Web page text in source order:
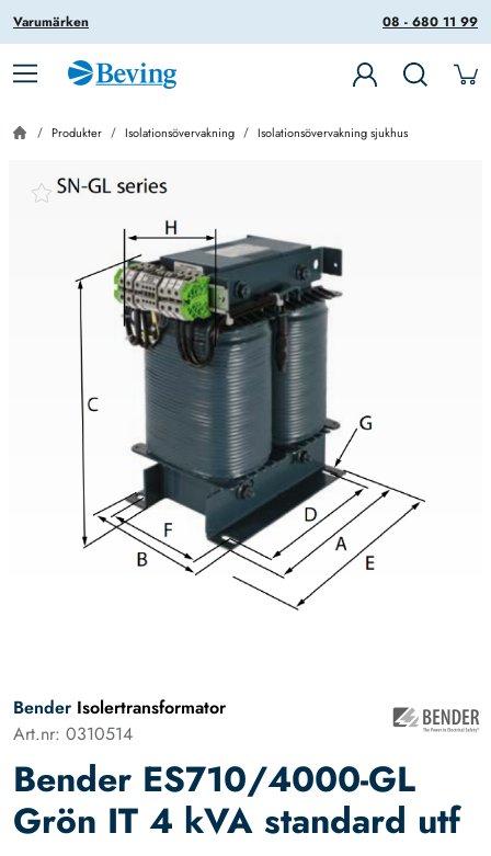
08 - 680 11 99
Varumärken
Produkter Isolationsövervakning Isolationsövervakning sjukhus
Bender Isolertransformator
Art.nr: 0310514
Bender ES710/4000-GL
Grön IT 4 kVA standard utf